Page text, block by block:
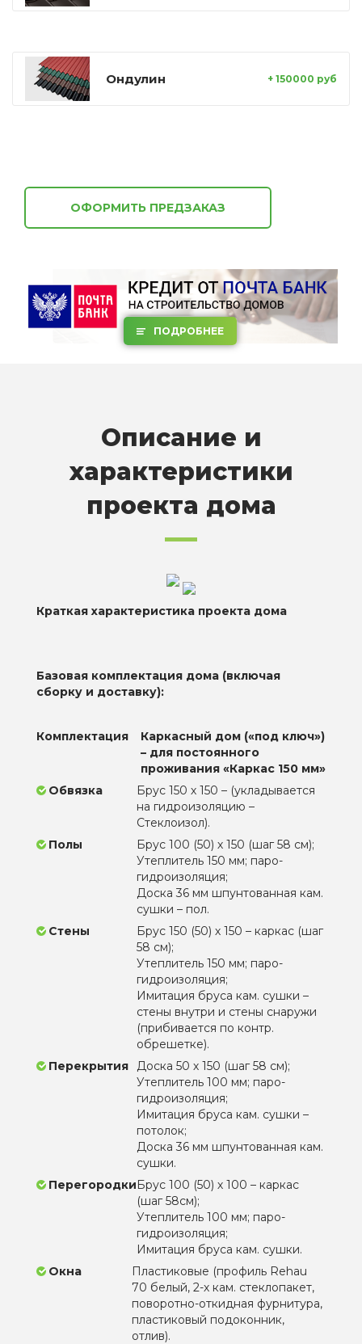
Ондулин + 150000 руб
ОФОРМИТЬ ПРЕДЗАКАЗ
ПОДРОБНЕЕ
Описание и
характеристики
проекта дома
Краткая характеристика проекта дома
Базовая комплектация дома (включая
сборку и доставку):
Комплектация
Каркасный дом («под ключ»)
– для постоянного
проживания «Каркас 150 мм»
Обвязка
Брус 150 х 150 – (укладывается
на гидроизоляцию –
Стеклоизол).
Полы
Брус 100 (50) х 150 (шаг 58 см);
Утеплитель 150 мм; паро-
гидроизоляция;
Доска 36 мм шпунтованная кам.
сушки – пол.
Стены
Брус 150 (50) х 150 – каркас (шаг
58 см);
Утеплитель 150 мм; паро-
гидроизоляция;
Имитация бруса кам. сушки –
стены внутри и стены снаружи
(прибивается по контр.
обрешетке).
Перекрытия
Доска 50 х 150 (шаг 58 см);
Утеплитель 100 мм; паро-
гидроизоляция;
Имитация бруса кам. сушки –
потолок;
Доска 36 мм шпунтованная кам.
сушки.
ПерегородкиБрус 100 (50) х 100 – каркас
(шаг 58см);
Утеплитель 100 мм; паро-
гидроизоляция;
Имитация бруса кам. сушки.
Окна
Пластиковые (профиль Rehau
70 белый, 2-х кам. стеклопакет,
поворотно-откидная фурнитура,
пластиковый подоконник,
отлив).